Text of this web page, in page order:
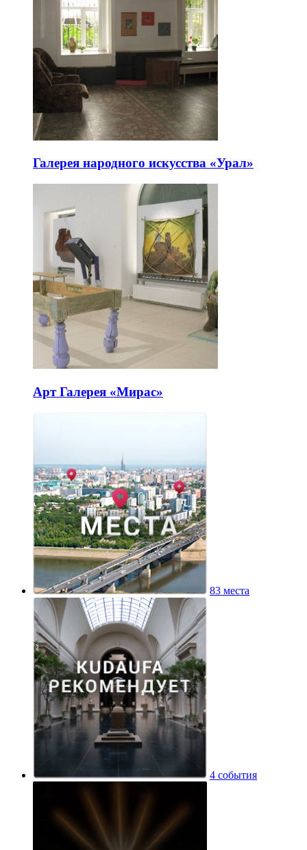
Галерея народного искусства «Урал»
Арт Галерея «Мирас»
83 места
4 события